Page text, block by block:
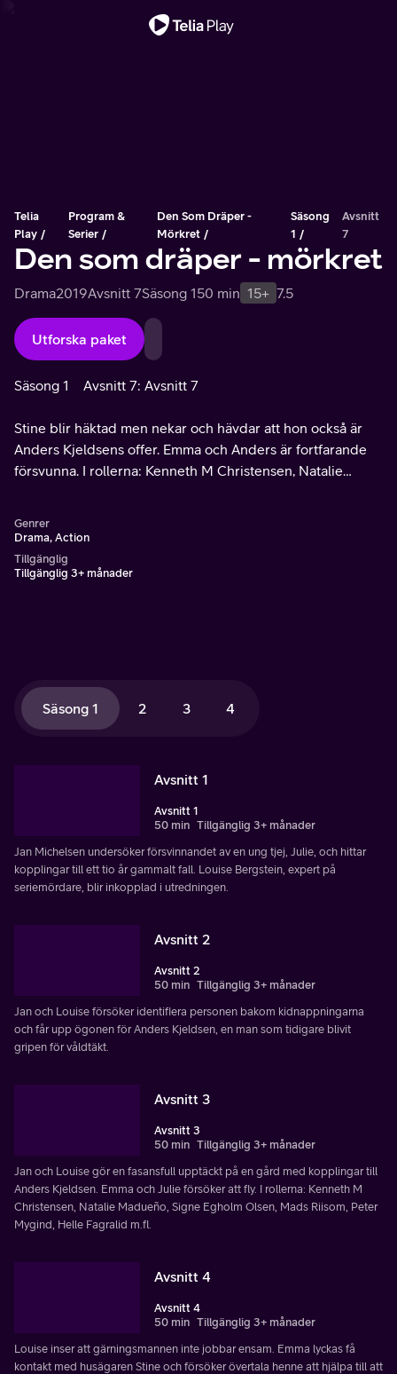
Telia
Play
Program &
Serier
Den Som Dräper -
Mörkret
Säsong
1
Avsnitt
7
Den som dräper - mörkret
Drama2019Avsnitt 7Säsong 150 min 15+ 7.5
Utforska paket
Säsong 1 Avsnitt 7: Avsnitt 7
Stine blir häktad men nekar och hävdar att hon också är
Anders Kjeldsens offer. Emma och Anders är fortfarande
försvunna. I rollerna: Kenneth M Christensen, Natalie
Genrer
Drama, Action
Tillgänglig
Tillgänglig 3+ månader
Säsong 1 2 3 4
Avsnitt 1
Avsnitt 1
50 min Tillgänglig 3+ månader
Jan Michelsen undersöker försvinnandet av en ung tjej, Julie, och hittar
kopplingar till ett tio år gammalt fall. Louise Bergstein, expert på
seriemördare, blir inkopplad i utredningen.
Avsnitt 2
Avsnitt 2
50 min Tillgänglig 3+ månader
Jan och Louise försöker identifiera personen bakom kidnappningarna
och får upp ögonen för Anders Kjeldsen, en man som tidigare blivit
gripen för våldtäkt.
Avsnitt 3
Avsnitt 3
50 min Tillgänglig 3+ månader
Jan och Louise gör en fasansfull upptäckt på en gård med kopplingar till
Anders Kjeldsen. Emma och Julie försöker att fly. I rollerna: Kenneth M
Christensen, Natalie Madueño, Signe Egholm Olsen, Mads Riisom, Peter
Mygind, Helle Fagralid m.fl.
Avsnitt 4
Avsnitt 4
50 min Tillgänglig 3+ månader
Louise inser att gärningsmannen inte jobbar ensam. Emma lyckas få
kontakt med husägaren Stine och försöker övertala henne att hjälpa till att